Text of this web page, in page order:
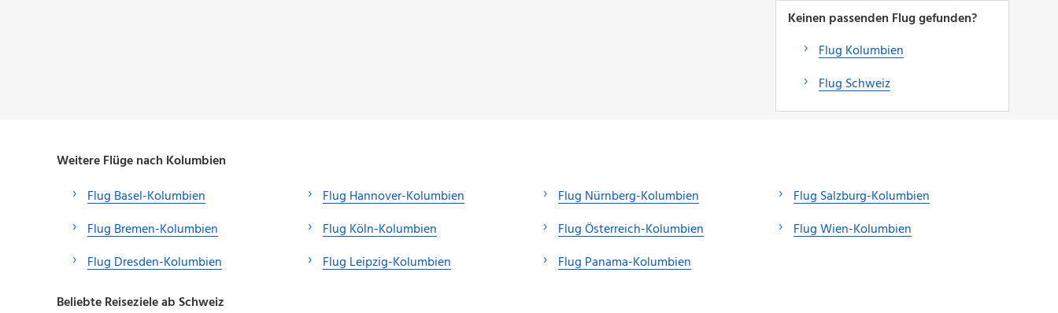
Keinen passenden Flug gefunden?
Flug Kolumbien
Flug Schweiz
Weitere Flüge nach Kolumbien
Flug Basel-Kolumbien
Flug Bremen-Kolumbien
Flug Dresden-Kolumbien
Flug Hannover-Kolumbien
Flug Köln-Kolumbien
Flug Leipzig-Kolumbien
Flug Nürnberg-Kolumbien
Flug Österreich-Kolumbien
Flug Panama-Kolumbien
Flug Salzburg-Kolumbien
Flug Wien-Kolumbien
Beliebte Reiseziele ab Schweiz